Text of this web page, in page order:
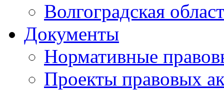
Волгоградская
Документы
Нормативные
Проекты правовых